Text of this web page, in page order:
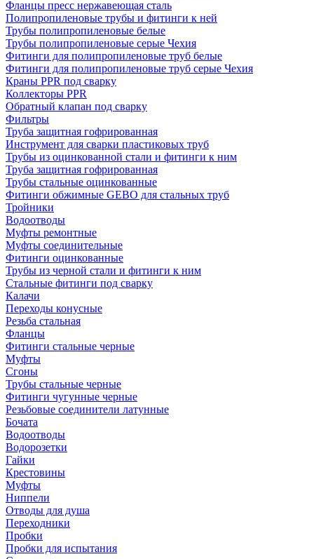
Фланцы пресс нержавеющая сталь
Полипропиленовые трубы и фитинги к ней
Трубы полипропиленовые белые
Трубы полипропиленовые серые Чехия
Фитинги для полипропиленовые труб белые
Фитинги для полипропиленовые труб серые Чехия
Краны PPR под сварку
Коллекторы PPR
Обратный клапан под сварку
Фильтры
Труба защитная гофрированная
Инструмент для сварки пластиковых труб
Трубы из оцинкованной стали и фитинги к ним
Труба защитная гофрированная
Трубы стальные оцинкованные
Фитинги обжимные GEBO для стальных труб
Тройники
Водоотводы
Муфты ремонтные
Муфты соединительные
Фитинги оцинкованные
Трубы из черной стали и фитинги к ним
Стальные фитинги под сварку
Калачи
Переходы конусные
Резьба стальная
Фланцы
Фитинги стальные черные
Муфты
Сгоны
Трубы стальные черные
Фитинги чугунные черные
Резьбовые соединители латунные
Бочата
Водоотводы
Водорозетки
Гайки
Крестовины
Муфты
Ниппели
Отводы для душа
Переходники
Пробки
Пробки для испытания